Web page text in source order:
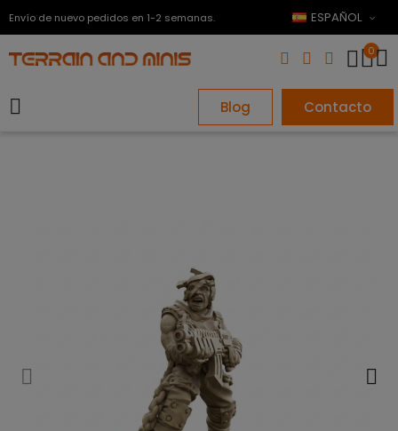
Envío de nuevo pedidos en 1-2 semanas. ESPAÑOL
0
Blog Contacto